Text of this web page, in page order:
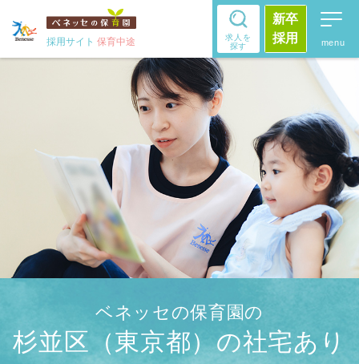
採用サイト 保育中途
求人を
探す
新卒
採用
ベネッセの保育園の
杉並区（東京都）の社宅あり